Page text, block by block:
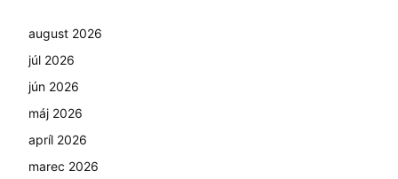
august 2026
júl 2026
jún 2026
máj 2026
apríl 2026
marec 2026